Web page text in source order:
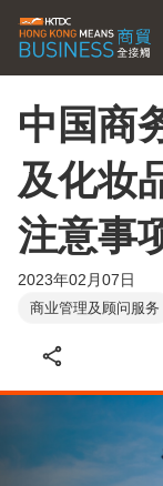
中国商
及化妆
注意事
2023年02月07日
商业管理及顾问服务